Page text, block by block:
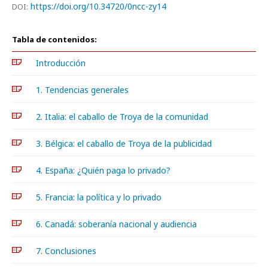
DOI: https://doi.org/10.34720/0ncc-zy14
Tabla de contenidos:
Introducción
1. Tendencias generales
2. Italia: el caballo de Troya de la comunidad
3. Bélgica: el caballo de Troya de la publicidad
4. España: ¿Quién paga lo privado?
5. Francia: la política y lo privado
6. Canadá: soberanía nacional y audiencia
7. Conclusiones